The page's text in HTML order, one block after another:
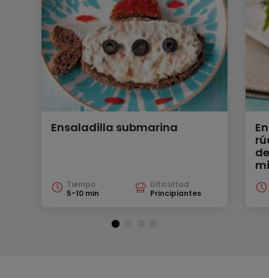
Ensaladilla submarina
Tiempo
5-10 min
Dificultad
Principiantes